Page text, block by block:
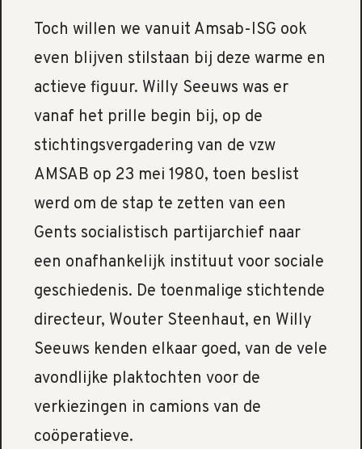
Toch willen we vanuit Amsab-ISG ook
even blijven stilstaan bij deze warme en
actieve figuur. Willy Seeuws was er
vanaf het prille begin bij, op de
stichtingsvergadering van de vzw
AMSAB op 23 mei 1980, toen beslist
werd om de stap te zetten van een
Gents socialistisch partijarchief naar
een onafhankelijk instituut voor sociale
geschiedenis. De toenmalige stichtende
directeur, Wouter Steenhaut, en Willy
Seeuws kenden elkaar goed, van de vele
avondlijke plaktochten voor de
verkiezingen in camions van de
coöperatieve.